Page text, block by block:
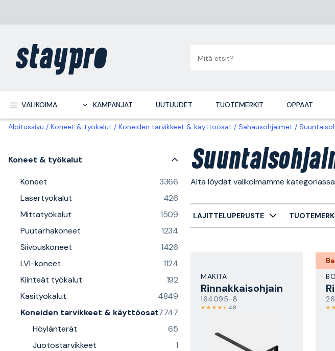
VALIKOIMA KAMPANJAT UUTUUDET TUOTEMERKIT OPPAAT
Aloitussivu Koneet & työkalut Koneiden tarvikkeet & käyttöosat Sahausohjaimet
Koneet & työkalut
Koneet
3366
Lasertyökalut
426
Mittatyökalut
1509
Puutarhakoneet
1234
Siivouskoneet
1426
LVI-koneet
1124
Kiinteät työkalut
192
Käsityökalut
4849
Koneiden tarvikkeet & käyttöosat7747
Höylänterät
65
Juotostarvikkeet
1
Alta löydät valikoimamme
LAJITTELUPERUSTE
MAKITA
Rinnakkaisohjain
164095-8
4,8